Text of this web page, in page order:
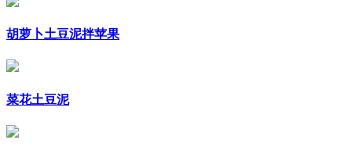
胡萝卜土豆泥拌苹果
菜花土豆泥